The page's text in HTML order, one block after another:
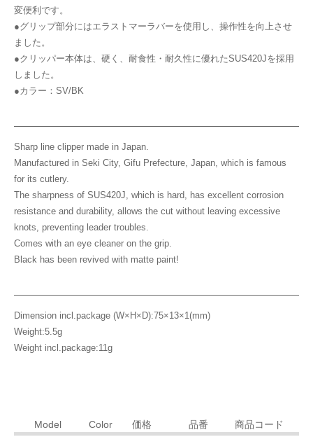
変便利です。
●グリップ部分にはエラストマーラバーを使用し、操作性を向上させ
ました。
●クリッパー本体は、硬く、耐食性・耐久性に優れたSUS420Jを採用
しました。
●カラー：SV/BK
Sharp line clipper made in Japan.
Manufactured in Seki City, Gifu Prefecture, Japan, which is famous
for its cutlery.
The sharpness of SUS420J, which is hard, has excellent corrosion
resistance and durability, allows the cut without leaving excessive
knots, preventing leader troubles.
Comes with an eye cleaner on the grip.
Black has been revived with matte paint!
Dimension incl.package (W×H×D):75×13×1(mm)
Weight:5.5g
Weight incl.package:11g
Model Color 価格 品番 商品コード